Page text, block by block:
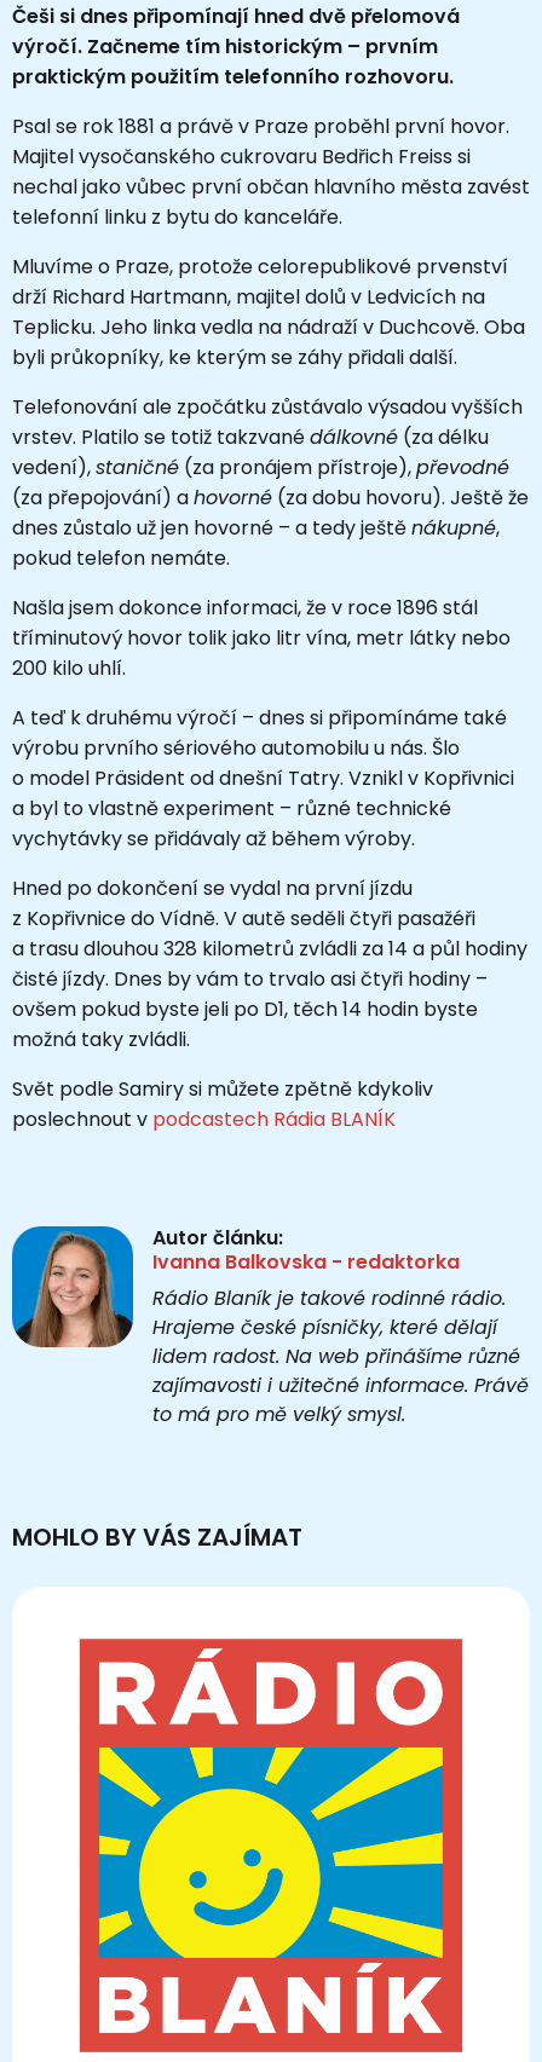
Češi si dnes připomínají hned dvě přelomová
výročí. Začneme tím historickým – prvním
praktickým použitím telefonního rozhovoru.
Psal se rok 1881 a právě v Praze proběhl první hovor.
Majitel vysočanského cukrovaru Bedřich Freiss si
nechal jako vůbec první občan hlavního města zavést
telefonní linku z bytu do kanceláře.
Mluvíme o Praze, protože celorepublikové prvenství
drží Richard Hartmann, majitel dolů v Ledvicích na
Teplicku. Jeho linka vedla na nádraží v Duchcově. Oba
byli průkopníky, ke kterým se záhy přidali další.
Telefonování ale zpočátku zůstávalo výsadou vyšších
vrstev. Platilo se totiž takzvanédálkovné (za délku
vedení),staničné (za pronájem přístroje),převodné
(za přepojování) ahovorné (za dobu hovoru). Ještě že
dnes zůstalo už jen hovorné – a tedy ještěnákupné,
pokud telefon nemáte.
Našla jsem dokonce informaci, že v roce 1896 stál
tříminutový hovor tolik jako litr vína, metr látky nebo
200 kilo uhlí.
A teď k druhému výročí – dnes si připomínáme také
výrobu prvního sériového automobilu u nás. Šlo
o model Präsident od dnešní Tatry. Vznikl v Kopřivnici
a byl to vlastně experiment – různé technické
vychytávky se přidávaly až během výroby.
Hned po dokončení se vydal na první jízdu
z Kopřivnice do Vídně. V autě seděli čtyři pasažéři
a trasu dlouhou 328 kilometrů zvládli za 14 a půl hodiny
čisté jízdy. Dnes by vám to trvalo asi čtyři hodiny –
ovšem pokud byste jeli po D1, těch 14 hodin byste
možná taky zvládli.
Svět podle Samiry si můžete zpětně kdykoliv
poslechnout v podcastech Rádia BLANÍK
Autor článku:
Ivanna Balkovska - redaktorka
Rádio Blaník je takové rodinné rádio.
Hrajeme české písničky, které dělají
lidem radost. Na web přinášíme různé
zajímavosti i užitečné informace. Právě
to má pro mě velký smysl.
MOHLO BY VÁS ZAJÍMAT